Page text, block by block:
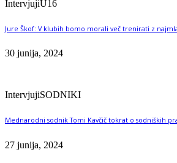
IntervjujiU16
Jure Škof: V klubih bomo morali več trenirati z
30 junija, 2024
IntervjujiSODNIKI
Mednarodni sodnik Tomi Kavčič tokrat o sodniških
27 junija, 2024